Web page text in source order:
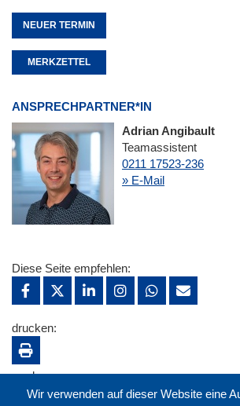
NEUER TERMIN
MERKZETTEL
ANSPRECHPARTNER*IN
Adrian Angibault
Teamassistent
0211 17523-236
» E-Mail
Wir verwenden auf dieser Website eine
Diese Seite empfehlen:
drucken:
merken: